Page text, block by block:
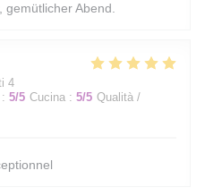
Abend.
4
: 5/5 Cucina : 5/5 Qualità /